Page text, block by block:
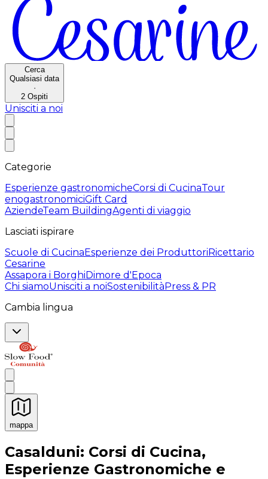
Cerca
Qualsiasi data
·
2 Ospiti
Unisciti a noi
Categorie
Esperienze gastronomicheCorsi di CucinaTour
enogastronomiciGift Card
AziendeTeam BuildingAgenti di viaggio
Lasciati ispirare
Scuole di CucinaEsperienze dei ProduttoriRicettario
Cesarine
Assapora i BorghiDimore d'Epoca
Chi siamoUnisciti a noiSostenibilitàPress & PR
Cambia lingua
mappa
Esperienze culinarie indimenticabili: Esperienze
Casalduni: Corsi di Cucina,
Esperienze Gastronomiche e